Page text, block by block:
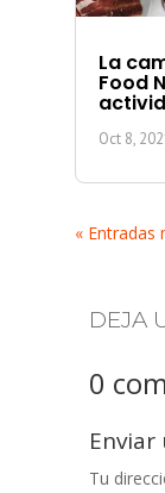
La
Food
Oct 8,
« Entradas
DEJA
0
Tu